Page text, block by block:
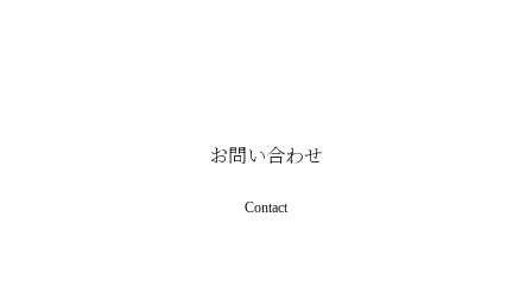
お問い合わせ
Contact